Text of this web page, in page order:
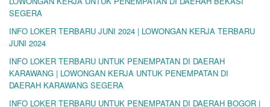
SEGERA
INFO LOKER TERBARU JUNI 2024 | LOWONGAN KERJA TERBARU
JUNI 2024
INFO LOKER TERBARU UNTUK PENEMPATAN DI DAERAH
KARAWANG | LOWONGAN KERJA UNTUK PENEMPATAN DI
DAERAH KARAWANG SEGERA
INFO LOKER TERBARU UNTUK PENEMPATAN DI DAERAH BOGOR |